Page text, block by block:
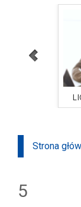
Strona
5